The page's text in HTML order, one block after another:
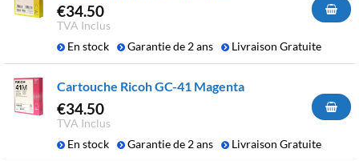
€34.50
TVA Inclus
En stock
Garantie de 2 ans Livraison Gratuite
Cartouche Ricoh GC-41 Magenta
€34.50
TVA Inclus
En stock
Garantie de 2 ans Livraison Gratuite